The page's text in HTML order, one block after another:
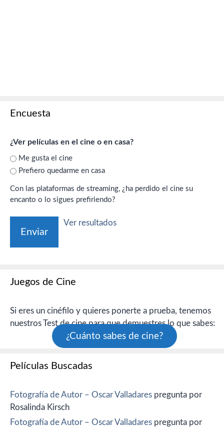
Encuesta
¿Ver películas en el cine o en casa?
Me gusta el cine
Prefiero quedarme en casa
Con las plataformas de streaming, ¿ha perdido el cine su
encanto o lo sigues prefiriendo?
Ver resultados
Juegos de Cine
Si eres un cinéfilo y quieres ponerte a prueba, tenemos
nuestros Test de cine para que demuestres lo que sabes:
¿Cuánto sabes de cine?
Películas Buscadas
Fotografía de Autor – Oscar Valladares pregunta por
Rosalinda Kirsch
Fotografía de Autor – Oscar Valladares pregunta por